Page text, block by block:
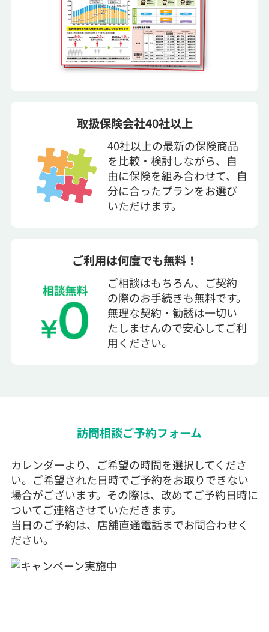
40社以上の最新の保険商品
を比較・検討しながら、自
由に保険を組み合わせて、自
分に合ったプランをお選び
いただけます。
取扱保険会社40社以上
ご相談はもちろん、ご契約
の際のお手続きも無料です。
無理な契約・勧誘は一切い
たしませんので安心してご利
用ください。
ご利用は何度でも無料！
訪問相談ご予約フォーム
カレンダーより、ご希望の時間を選択してくださ
い。ご希望された日時でご予約をお取りできない
場合がございます。その際は、改めてご予約日時に
ついてご連絡させていただきます。
当日のご予約は、店舗直通電話までお問合わせく
ださい。